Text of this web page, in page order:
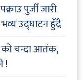
पुर्जी जारी
भव्य उद्घाटन हुँदै
को चन्दा आतंक,
!